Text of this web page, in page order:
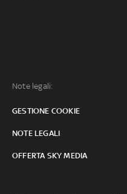
Note legali:
GESTIONE COOKIE
NOTE LEGALI
OFFERTA SKY MEDIA